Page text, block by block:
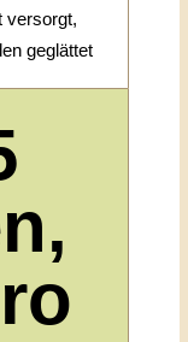
versorgt,
geglättet